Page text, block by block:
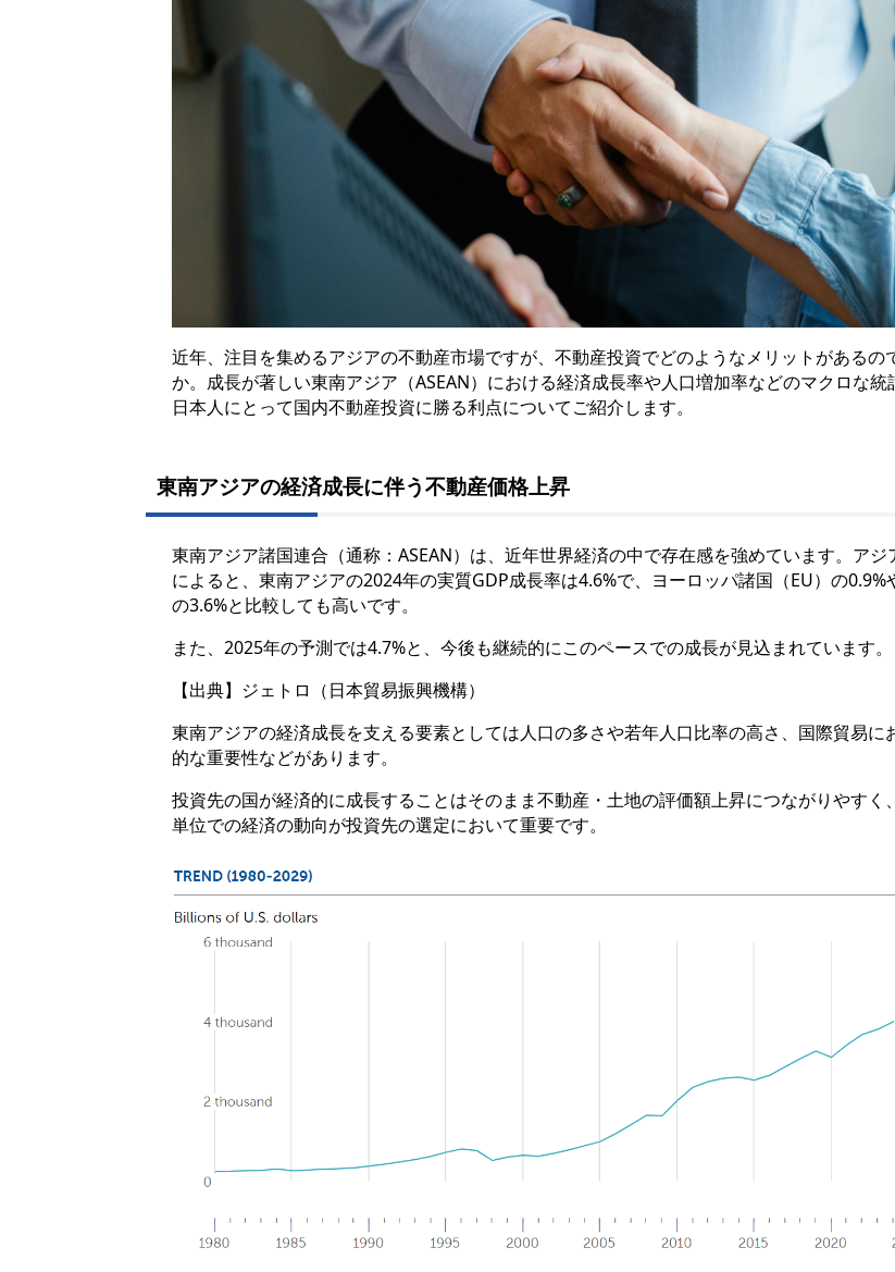
近年、注目を集めるアジアの不動産市場ですが、不動産投資でどのようなメリットがあるの
か。成長が著しい東南アジア（ASEAN）における経済成長率や人口増加率などのマクロな統
日本人にとって国内不動産投資に勝る利点についてご紹介します。
東南アジアの経済成長に伴う不動産価格上昇
東南アジア諸国連合 （通称：ASEAN） は、近年世界経済の中で存在感を強めています。アジ
によると、東南アジアの2024年の実質GDP成長率は4.6%で、ヨーロッパ諸国（EU）の0.9%
の3.6%と比較しても高いです。
また、2025年の予測では4.7%と、今後も継続的にこのペースでの成長が見込まれています。
【出典】ジェトロ（日本貿易振興機構）
東南アジアの経済成長を支える要素としては人口の多さや若年人口比率の高さ、国際貿易に
的な重要性などがあります。
投資先の国が経済的に成長することはそのまま不動産・土地の評価額上昇につながりやすく
単位での経済の動向が投資先の選定において重要です。